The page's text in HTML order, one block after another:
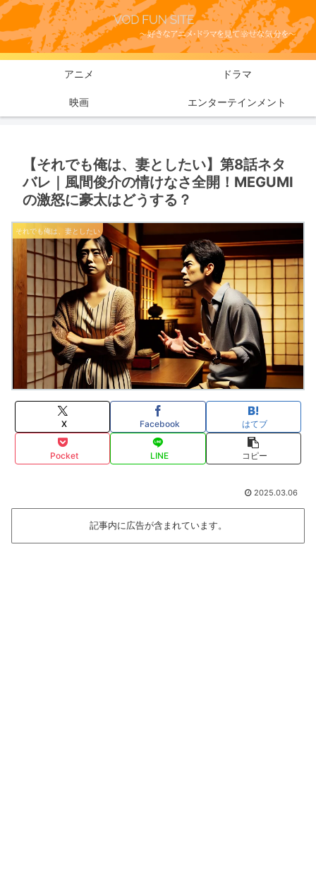
アニメ ドラマ
映画 エンターテインメント
【それでも俺は、妻としたい】第8話ネタ
バレ｜風間俊介の情けなさ全開！MEGUMI
の激怒に豪太はどうする？
それでも俺は、妻としたい
X Facebook はてブ
Pocket LINE コピー
2025.03.06
記事内に広告が含まれています。